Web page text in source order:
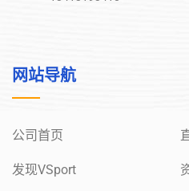
网站导航
公司首页
发现VSport